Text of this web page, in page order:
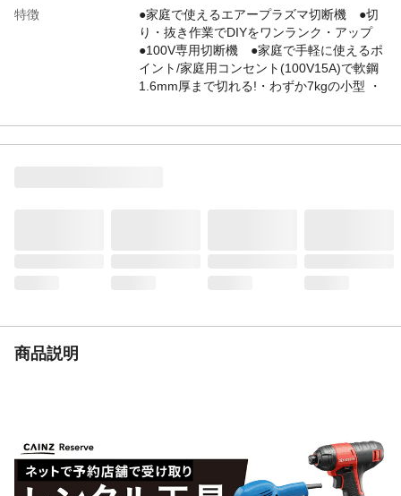
特徴
●家庭で使えるエアープラズマ切断機 ●切
り・抜き作業でDIYをワンランク・アップ
●100V専用切断機 ●家庭で手軽に使えるポ
イント/家庭用コンセント(100V15A)で軟鋼
1.6mm厚まで切れる!・わずか7kgの小型 ・
商品説明
●家庭でアイアンDIY! ●エアープラズマ切
断機の色々な切り方ができれば、鉄やステ
使用上の注意
●切断する材質・板厚により、電源容量が異
なります。使用時に合わせて容量以上の電
源を用意してください。●正しい電源電圧
商品説明